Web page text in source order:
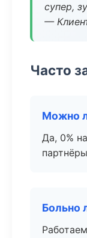
супер,
—
Часто
Можно
Да, 0%
Больно